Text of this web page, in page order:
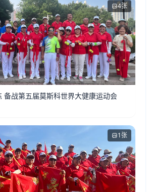
4张
备战第五届莫斯科世界大健康运动会
1张